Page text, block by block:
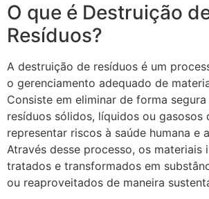
O que é Destruição
Resíduos?
A destruição de resíduos é um
o gerenciamento adequado de
Consiste em eliminar de forma
resíduos sólidos, líquidos ou gasosos
representar riscos à saúde humana e
Através desse processo, os materiais
tratados e transformados em
ou reaproveitados de maneira